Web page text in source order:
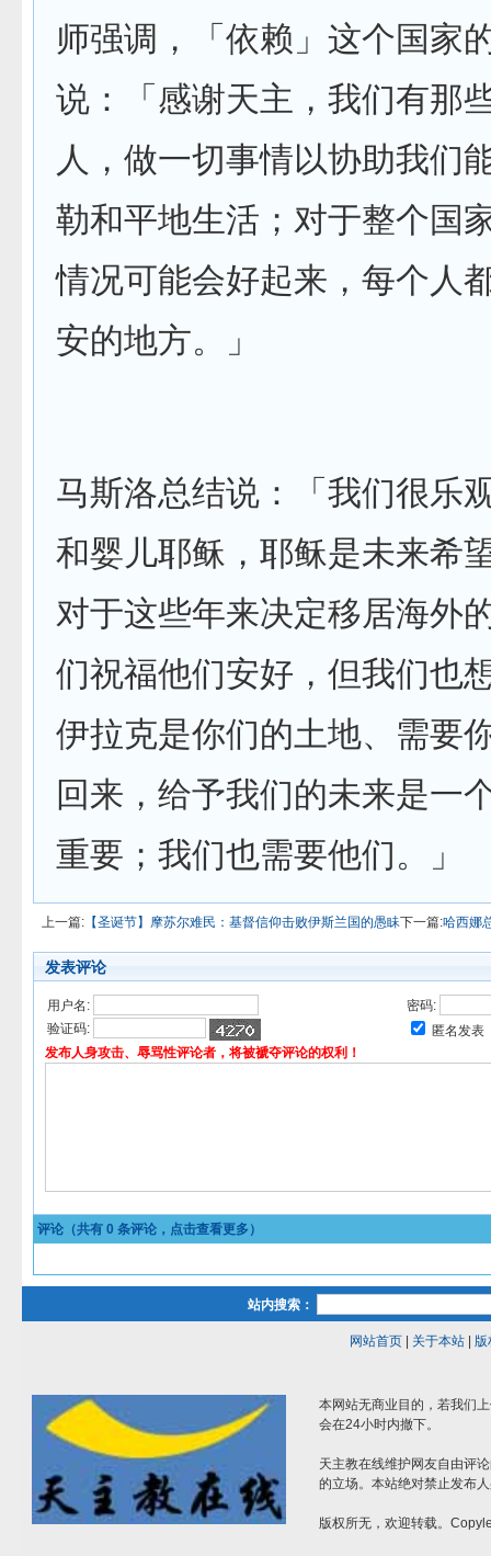
师强调，「依赖」这个国家
说：「感谢天主，我们有那
人，做一切事情以协助我们
勒和平地生活；对于整个国
情况可能会好起来，每个人
安的地方。」
马斯洛总结说：「我们很乐
和婴儿耶稣，耶稣是未来希
对于这些年来决定移居海外
们祝福他们安好，但我们也
伊拉克是你们的土地、需要
回来，给予我们的未来是一
重要；我们也需要他们。」
上一篇: 【圣诞节】摩苏尔难民：基督信仰击败伊斯兰国的愚眛下一篇:哈西娜
发表评论
用户名:
密码:
验证码:
匿名发表
发布人身攻击、辱骂性评论者，将被褫夺评论的权利！
评论（共有 0 条评论，点击查看更多）
站内搜索：
网站首页| 关于本站| 版
本网站无商业目的，若我们
会在24小时内撤下。
天主教在线维护网友自由评
的立场。本站绝对禁止发布
版权所无，欢迎转载。